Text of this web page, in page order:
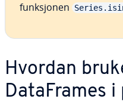
funksjonen
Hvordan
DataFrames i